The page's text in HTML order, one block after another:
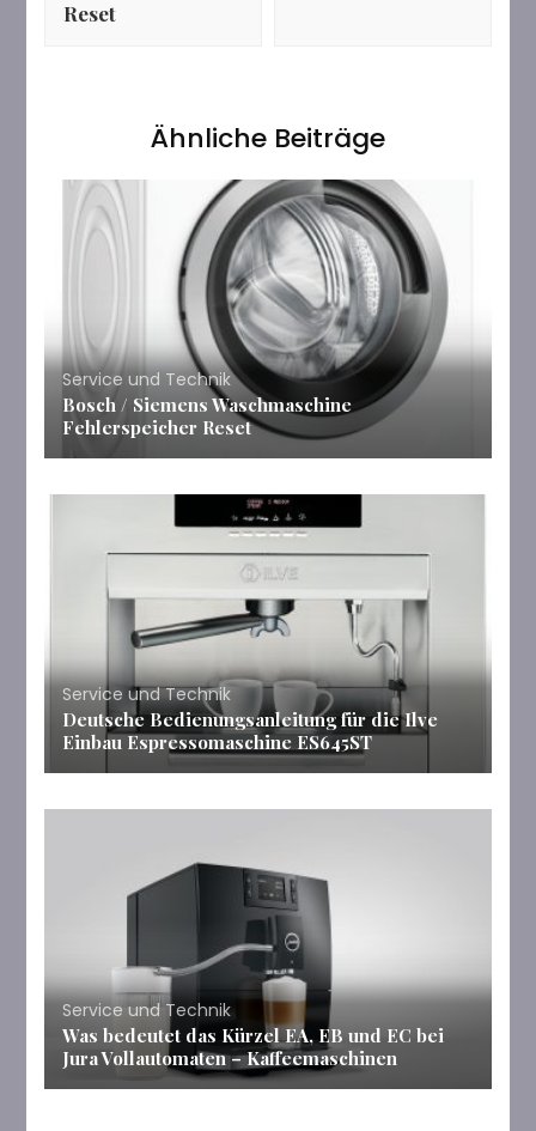
Reset
Ähnliche Beiträge
Service und Technik
Bosch / Siemens Waschmaschine
Fehlerspeicher Reset
Service und Technik
Deutsche Bedienungsanleitung für die Ilve
Einbau Espressomaschine ES645ST
Service und Technik
Was bedeutet das Kürzel EA, EB und EC bei
Jura Vollautomaten – Kaffeemaschinen